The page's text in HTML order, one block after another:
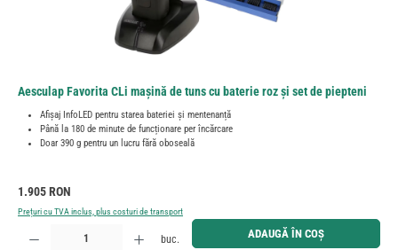
Aesculap Favorita CLi mașină de tuns cu baterie roz și set de piepteni
Afișaj InfoLED pentru starea bateriei și mentenanță
Până la 180 de minute de funcționare per încărcare
Doar 390 g pentru un lucru fără oboseală
Preț obișnuit:
1.905 RON
Prețuri cu TVA inclus, plus costuri de transport
Cantitate produs: Introduceți cantitatea dorită sau utilizați butoanele pentru a mări sau micșora
buc. ADAUGĂ ÎN COȘ